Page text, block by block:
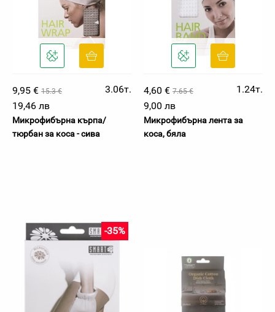
9,95 € 15.3 €
3.06т.
19,46 лв
Микрофибърна кърпа/
тюрбан за коса - сива
4,60 € 7.65 €
1.24т.
9,00 лв
Микрофибърна лента за
коса, бяла
-35%